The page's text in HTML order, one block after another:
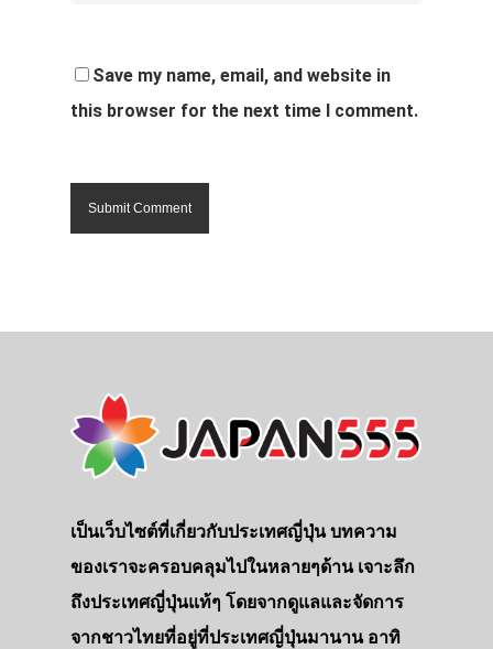
Save my name, email, and website in
this browser for the next time I comment.
เป็นเว็บไซต์ที่เกี่ยวกับประเทศญี่ปุ่น บทความ
ของเราจะครอบคลุมไปในหลายๆด้าน เจาะลึก
ถึงประเทศญี่ปุ่นแท้ๆ โดยจากดูแลและจัดการ
จากชาวไทยที่อยู่ที่ประเทศญี่ปุ่นมานาน อาทิ